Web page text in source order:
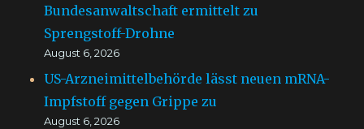
Bundesanwaltschaft ermittelt zu
Sprengstoff-Drohne
August 6, 2026
US-Arzneimittelbehörde lässt neuen mRNA-
Impfstoff gegen Grippe zu
August 6, 2026